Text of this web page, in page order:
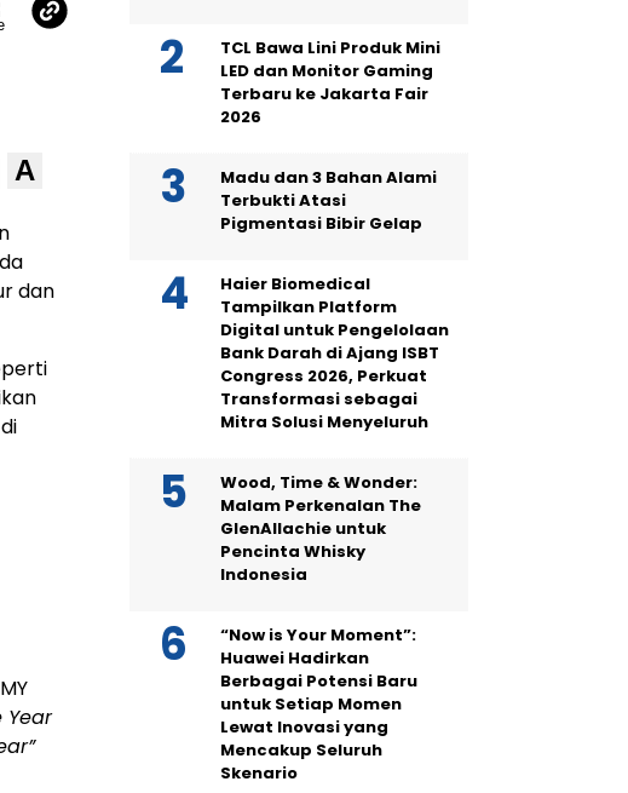
A
dan
Year
TCL Bawa Lini Produk Mini
LED dan Monitor Gaming
Terbaru ke Jakarta Fair
2026
Madu dan 3 Bahan Alami
Terbukti Atasi
Pigmentasi Bibir Gelap
Haier Biomedical
Tampilkan Platform
Digital untuk Pengelolaan
Bank Darah di Ajang ISBT
Congress 2026, Perkuat
Transformasi sebagai
Mitra Solusi Menyeluruh
Wood, Time & Wonder:
Malam Perkenalan The
GlenAllachie untuk
Pencinta Whisky
Indonesia
“Now is Your Moment”:
Huawei Hadirkan
Berbagai Potensi Baru
untuk Setiap Momen
Lewat Inovasi yang
Mencakup Seluruh
Skenario